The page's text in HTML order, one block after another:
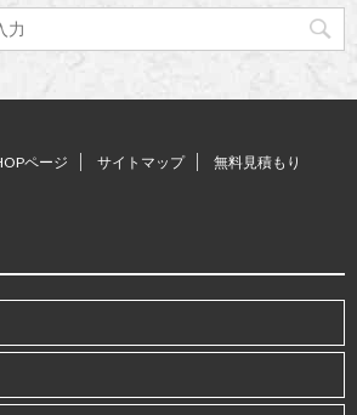
ページ サイトマップ 無料見積もり